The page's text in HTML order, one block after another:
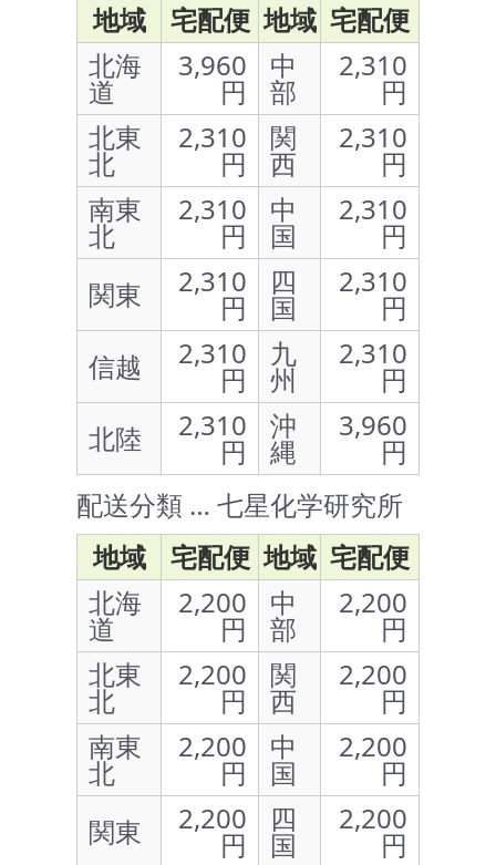
地域
宅配便 地域 宅配便
北海
道
3,960
円
中
部
2,310
円
北東
北
2,310
円
関
西
2,310
円
南東
北
2,310
円
中
国
2,310
円
関東
2,310
円
四
国
2,310
円
信越
2,310
円
九
州
2,310
円
北陸
2,310
円
沖
縄
3,960
円
配送分類 … 七星化学研究所
地域
宅配便 地域 宅配便
北海
道
2,200
円
中
部
2,200
円
北東
北
2,200
円
関
西
2,200
円
南東
北
2,200
円
中
国
2,200
円
関東
2,200
円
四
国
2,200
円